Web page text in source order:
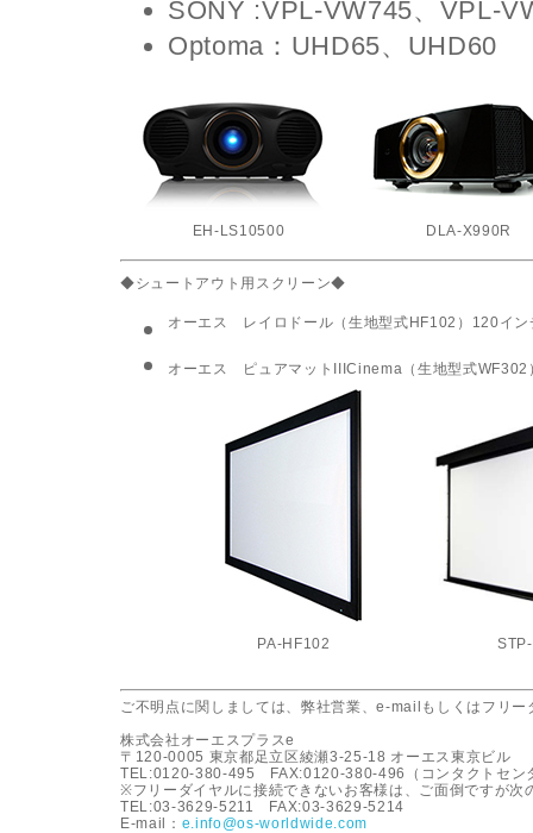
SONY :VPL-VW745、VPL-
Optoma：UHD65、UHD60
EH-LS10500 DLA-X990R
◆シュートアウト用スクリーン◆
オーエス レイロドール（生地型式HF102）120イ
オーエス ピュアマットIIICinema（生地型式WF302
PA-HF102
ご不明点に関しましては、弊社営業、e-mailもしくはフリ
株式会社オーエスプラスe
〒120-0005 東京都足立区綾瀬3-25-18 オーエス東京ビル
TEL:0120-380-495 FAX:0120-380-496（コンタクトセン
※フリーダイヤルに接続できないお客様は、ご面倒ですが次
TEL:03-3629-5211 FAX:03-3629-5214
E-mail： e.info@os-worldwide.com